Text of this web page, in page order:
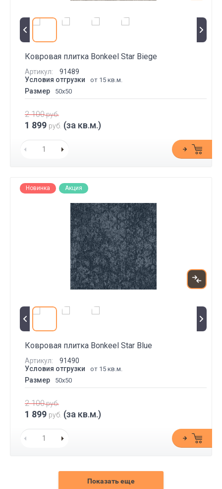
Ковровая плитка Bonkeel Star Biege
Артикул:
91489
Условия отгрузки
от 15 кв.м.
Размер 50x50
2 100руб.
1 899 руб. (за кв.м.)
Новинка Акция
Ковровая плитка Bonkeel Star Blue
Артикул:
91490
Условия отгрузки
от 15 кв.м.
Размер 50x50
2 100руб.
1 899 руб. (за кв.м.)
Показать еще